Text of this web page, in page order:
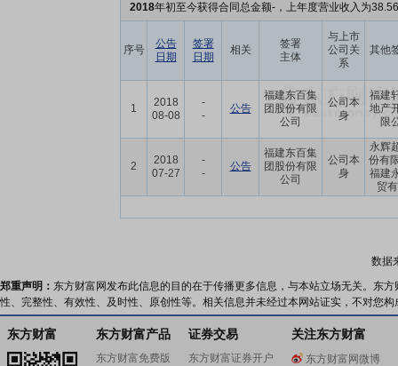
2018年初至今获得合同总金额-，上年度营业收入为
序号
公告
日期
签署
日期
相关
签署
主体
与上市
公司关
系
其他
1
2018
08-08
-
-
公告
福建东百集
团股份有限
公司
公司本
身
福建
地产
限
2
2018
07-27
-
-
公告
福建东百集
团股份有限
公司
公司本
身
永辉
份有
福建
贸
数据
郑重声明： 东方财富网发布此信息的目的在于传播更多信息，与本站立场无关。东
性、完整性、有效性、及时性、原创性等。相关信息并未经过本网站证实，不对您
东方财富 东方财富产品
东方财富免费版
证券交易
东方财富证券开户
关注东方财富
东方财富网微博